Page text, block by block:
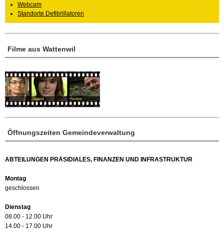
Öffnungszeiten Gemeindeverwaltung
ABTEILUNGEN PRÄSIDIALES, FINANZEN UND INFRASTRUKTUR
Montag
geschlossen
Dienstag
08.00 - 12.00 Uhr
14.00 - 17.00 Uhr
Filme aus Wattenwil
Webcam
Standorte Defibrillatoren